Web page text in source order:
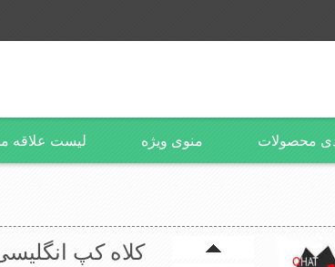
محصولات منوی ویژه لیست علاقه
کلاه کپ